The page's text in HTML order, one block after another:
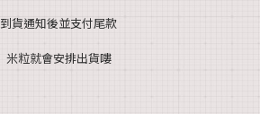
到貨通知後並支付尾款
米粒就會安排出貨嘍